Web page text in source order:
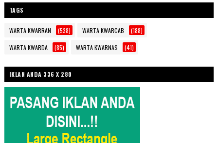
TAGS
WARTA KWARRAN (538) WARTA KWARCAB (188)
WARTA KWARDA (85) WARTA KWARNAS (41)
IKLAN ANDA 336 X 280